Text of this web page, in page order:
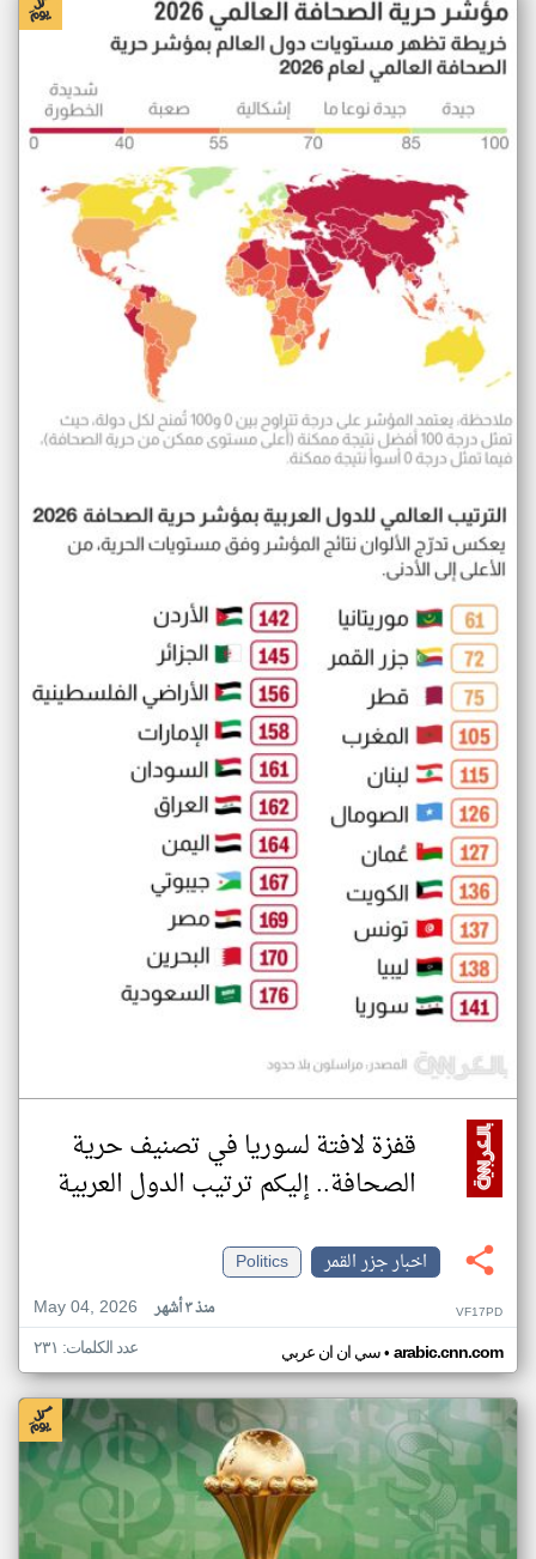
قفزة لافتة لسوريا في تصنيف حرية
الصحافة.. إليكم ترتيب الدول العربية
اخبار جزر القمر
Politics
May 04, 2026
منذ ٣ أشهر VF17PD
سي ان ان عربي• arabic.cnn.com عدد الكلمات: ٢٣١